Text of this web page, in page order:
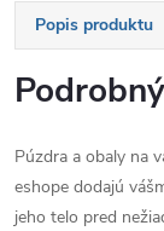
Popis produktu
Púzdra a obaly na
eshope dodajú
jeho telo pred